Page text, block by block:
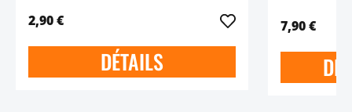
2,90 €
DÉTAILS
7,90 €